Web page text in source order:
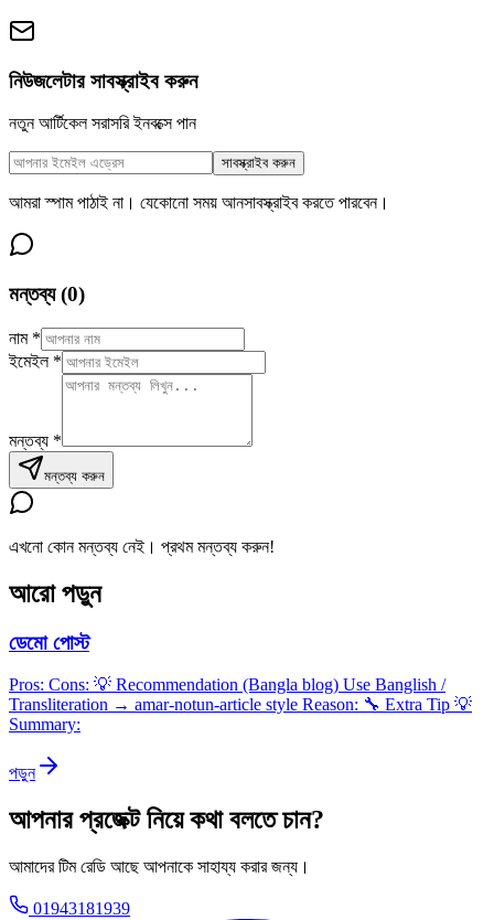
নিউজলেটার সাবস্ক্রাইব করুন
নতুন আর্টিকেল সরাসরি ইনবক্সে পান
সাবস্ক্রাইব করুন
আমরা স্পাম পাঠাই না। যেকোনো সময় আনসাবস্ক্রাইব করতে পারবেন।
মন্তব্য (0)
নাম *
ইমেইল *
মন্তব্য *
মন্তব্য করুন
এখনো কোন মন্তব্য নেই। প্রথম মন্তব্য করুন!
আরো পড়ুন
ডেমো পোস্ট
Pros: Cons: 💡 Recommendation (Bangla blog) Use Banglish /
Transliteration → amar-notun-article style Reason: 🔧 Extra Tip 💡
Summary:
পড়ুন
আপনার প্রজেক্ট নিয়ে কথা বলতে চান?
আমাদের টিম রেডি আছে আপনাকে সাহায্য করার জন্য।
01943181939